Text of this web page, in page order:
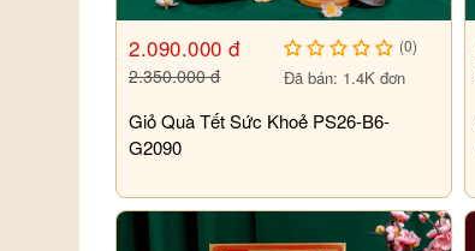
2.090.000 đ
2.350.000 đ
(0)
Đã bán: 1.4K đơn
Giỏ Quà Tết Sức Khoẻ PS26-B6-
G2090